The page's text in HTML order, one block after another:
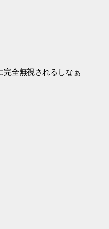
完全無視されるしなぁ